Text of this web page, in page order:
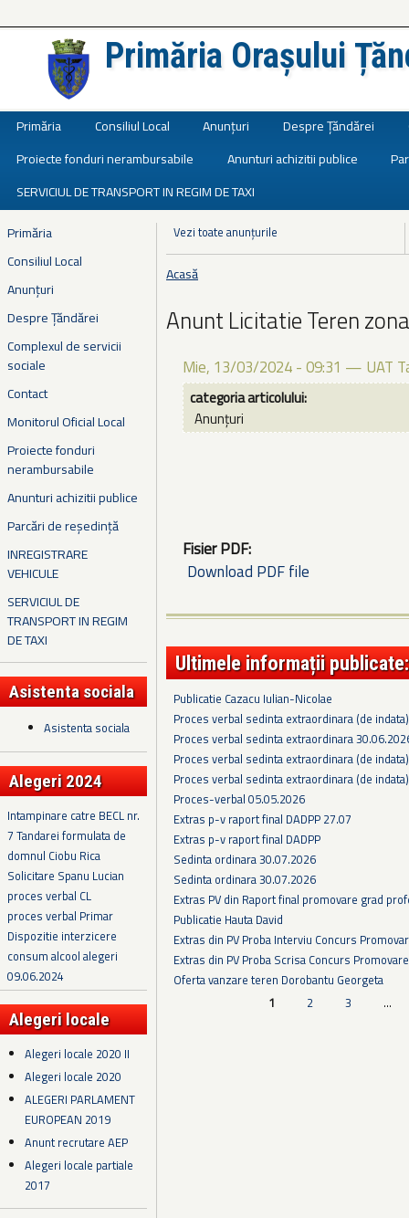
Primăria Orașului
Primăria Consiliul Local Anunțuri Despre Țăndărei
Proiecte fonduri nerambursabile
Anunturi achizitii publice
SERVICIUL DE TRANSPORT IN REGIM DE TAXI
Primăria
Consiliul Local
Anunțuri
Despre Țăndărei
Complexul de servicii
sociale
Contact
Monitorul Oficial Local
Proiecte fonduri
nerambursabile
Anunturi achizitii publice
Parcări de reședință
INREGISTRARE
VEHICULE
SERVICIUL DE
TRANSPORT IN REGIM
DE TAXI
Asistenta sociala
Asistenta sociala
Alegeri 2024
Intampinare catre BECL nr.
7 Tandarei formulata de
domnul Ciobu Rica
Solicitare Spanu Lucian
proces verbal CL
proces verbal Primar
Dispozitie interzicere
consum alcool alegeri
09.06.2024
Alegeri locale
Alegeri locale 2020 II
Alegeri locale 2020
ALEGERI PARLAMENT
EUROPEAN 2019
Anunt recrutare AEP
Alegeri locale partiale
2017
Vezi toate anunțurile
Eşti aici
Acasă
Anunt Licitatie Teren
Mie, 13/03/2024 - 09:31 — UAT
categoria articolului:
Anunțuri
Fisier PDF:
Download PDF file
Ultimele informații publicate:
Publicatie Cazacu Iulian-Nicolae
Proces verbal sedinta extraordinara (de
Proces verbal sedinta extraordinara
Proces verbal sedinta extraordinara (de
Proces verbal sedinta extraordinara (de
Proces-verbal 05.05.2026
Extras p-v raport final DADPP 27.07
Extras p-v raport final DADPP
Sedinta ordinara 30.07.2026
Sedinta ordinara 30.07.2026
Extras PV din Raport final promovare grad
Publicatie Hauta David
Extras din PV Proba Interviu Concurs
Extras din PV Proba Scrisa Concurs
Oferta vanzare teren Dorobantu Georgeta
1 2 3 …